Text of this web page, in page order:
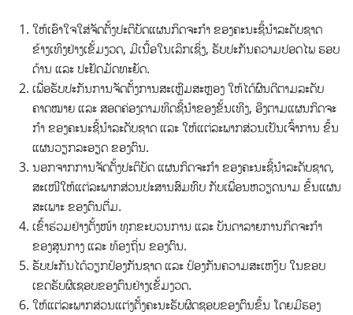
ໃຫ້ເອົາໃຈໃສ່ຈັດຕັ້ງປະຕິບັດແຜນກິດຈະກໍາ ຂອງຄະນະຊີ້ນໍາລະດັບຊາດ
ຂ້າງເທິງຢ່າງເຂັ້ມງວດ, ມີເນື້ອໃນເລິກເຊິ່ງ, ຮັບປະກັນຄວາມປອດໄພ ຮອບ
ດ້ານ ແລະ ປະຢັດມັດທະຍັດ.
ເພື່ອຮັບປະກັນການຈັດຕັ້ງການສະເຫຼີມສະຫຼອງ ໃຫ້ໄດ້ຜົນດີຕາມລະດັບ
ຄາດໝາຍ ແລະ ສອດຄ່ອງຕາມທິດຊີ້ນໍາຂອງຂັ້ນເທີງ, ອີງຕາມແຜນກິດຈະ
ກໍາ ຂອງຄະນະຊີ້ນໍາລະດັບຊາດ ແລະ ໃຫ້ແຕ່ລະພາກສ່ວນເປັນເຈົ້າການ ຂຶ້ນ
ແຜນວຽກລະອຽດ ຂອງຕົນ.
ນອກຈາກການຈັດຕັ້ງປະຕິບັດ ແຜນກິດຈະກໍາ ຂອງຄະນະຊີ້ນໍາລະດັບຊາດ,
ສະເໜີໃຫ້ແຕ່ລະພາກສ່ວນປະສານສົມທົບ ກັບເພື່ອນຫວຽດນາມ ຂຶ້ນແຜນ
ສະເພາະ ຂອງຕົນຕື່ມ.
ເຂົ້າຮ່ວມຢ່າງຕັ້ງໜ້າ ທຸກຂະບວນການ ແລະ ບັນດາລາຍການກິດຈະກໍາ
ຂອງສູນກາງ ແລະ ທ້ອງຖິ່ນ ຂອງຕົນ.
ຮັບປະກັນໄດ້ວຽກປ້ອງກັນຊາດ ແລະ ປ້ອງກັນຄວາມສະເຫງົບ ໃນຂອບ
ເຂດຮັບຜິເຊອບຂອງຕົນຢ່າງເຂັ້ມງວດ.
ໃຫ້ແຕ່ລະພາກສ່ວນແຕ່ງຕັ້ງຄະນະຮັບຜິດຊອບຂອງຕົນຂຶ້ນ ໂດຍມີຮອງ